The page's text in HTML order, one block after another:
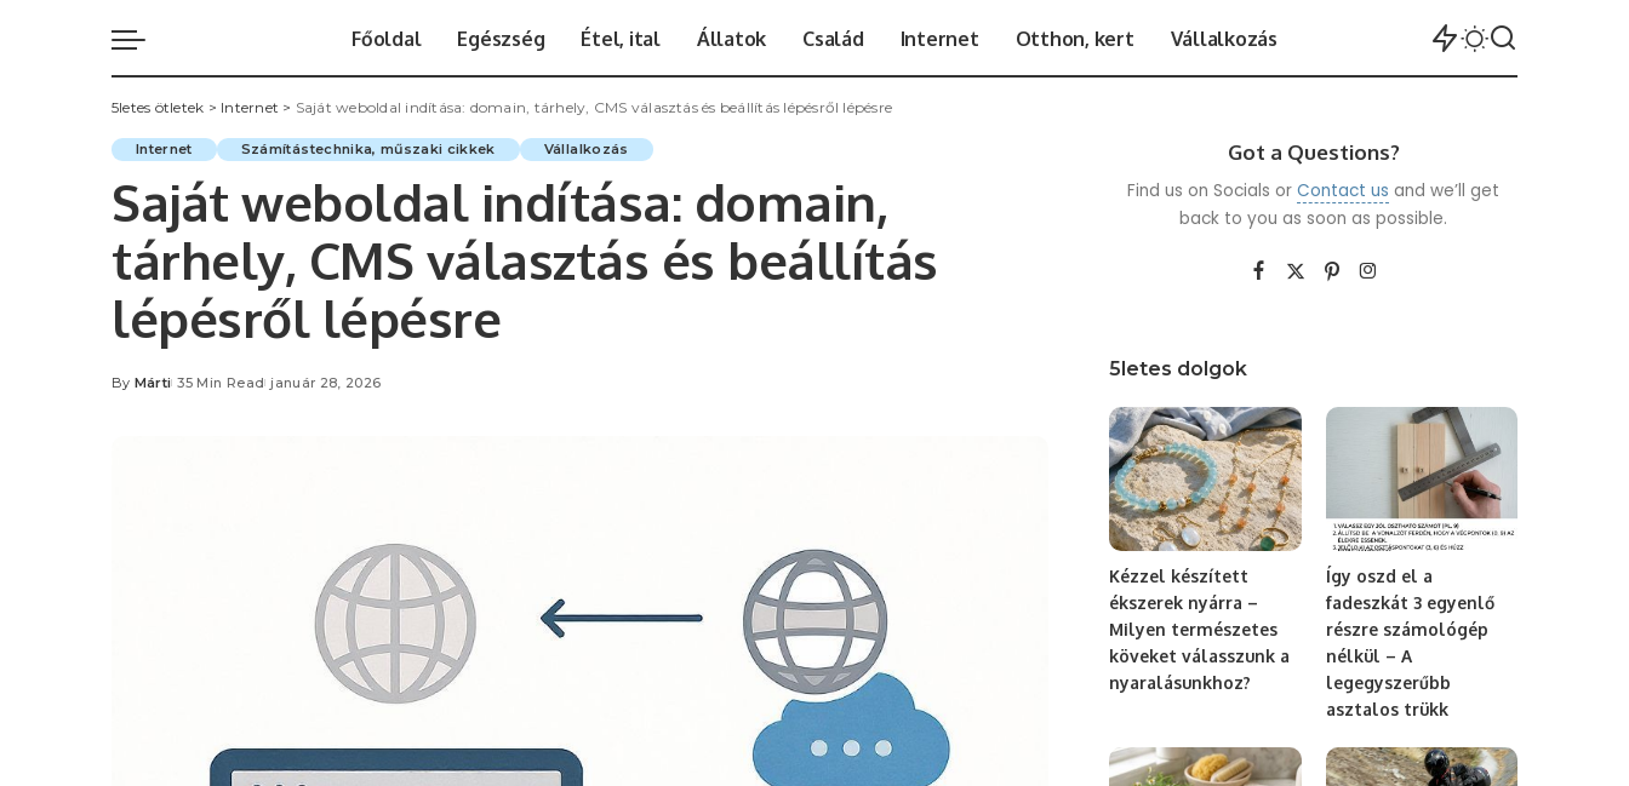
Főoldal Egészség Étel, ital Állatok Család Internet Otthon, kert Vállalkozás
5letes ötletek > Internet > Saját weboldal indítása: domain, tárhely, CMS választás és beállítás lépésről lépésre
Internet Számítástechnika, műszaki cikkek Vállalkozás
Saját weboldal indítása: domain,
tárhely, CMS választás és beállítás
lépésről lépésre
Posted
By Márti 35 Min Read január 28, 2026
Got a Questions?
Find us on Socials orContact us and we’ll get
back to you as soon as possible.
5letes dolgok
Kézzel készített
ékszerek nyárra –
Milyen természetes
köveket válasszunk a
nyaralásunkhoz?
Így oszd el a
fadeszkát 3 egyenlő
részre számológép
nélkül – A
legegyszerűbb
asztalos trükk